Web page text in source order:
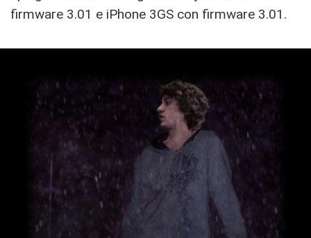
firmware 3.01 e iPhone 3GS con firmware 3.01.